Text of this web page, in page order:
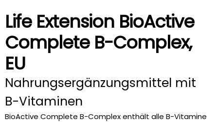
Life Extension BioActive
Complete B-Complex,
EU
Nahrungsergänzungsmittel mit
B-Vitaminen
BioActive Complete B-Complex enthält alle B-Vitamine